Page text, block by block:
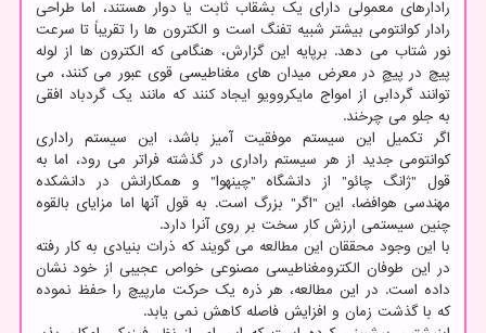
رادارهای معمولی دارای یک بشقاب ثابت یا دوار هستند، اما طراحی
رادار کوانتومی بیشتر شبیه تفنگ است و الکترون ها را تقریباً تا سرعت
نور شتاب می دهد. برپایه این گزارش، هنگامی که الکترون ها از لوله
پیچ در پیچِ در معرض میدان های مغناطیسی قوی عبور می کنند، می
توانند گردابی از امواج مایکروویو ایجاد کنند که مانند یک گردباد افقی
به جلو می چرخند.
اگر تکمیل این سیستم موفقیت آمیز باشد، این سیستم راداری
کوانتومی جدید از هر سیستم راداری در گذشته فراتر می رود، اما به
قول "ژانگ چائو" از دانشگاه "چینهوا" و همکارانش در دانشکده
مهندسی هوافضا، این "اگر" بزرگ است. به قول آنها اما مزایای بالقوه
چنین سیستمی ارزش کار سخت بر روی آنرا دارد.
با این وجود محققان این مطالعه می گویند که ذرات بنیادی به کار رفته
در این طوفان الکترومغناطیسی مصنوعی خواص عجیبی از خود نشان
داده است. در این مطالعه، هر ذره یک حرکت مارپیچ را حفظ نموده
که با گذشت زمان و افزایش فاصله کاهش نمی یابد.